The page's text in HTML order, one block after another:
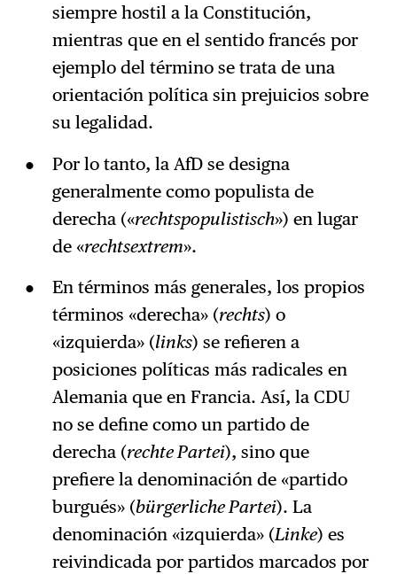
siempre hostil a la Constitución,
mientras que en el sentido francés por
ejemplo del término se trata de una
orientación política sin prejuicios sobre
su legalidad.
Por lo tanto, la AfD se designa
generalmente como populista de
derecha («rechtspopulistisch») en lugar
de «rechtsextrem».
En términos más generales, los propios
términos «derecha» (rechts) o
«izquierda» (links) se refieren a
posiciones políticas más radicales en
Alemania que en Francia. Así, la CDU
no se define como un partido de
derecha (rechte Partei), sino que
prefiere la denominación de «partido
burgués» (bürgerliche Partei). La
denominación «izquierda» (Linke) es
reivindicada por partidos marcados por